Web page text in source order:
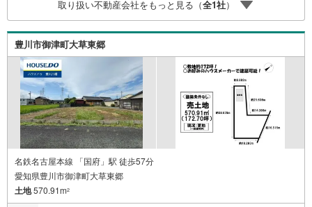
取り扱い不動産会社をもっと見る（全1社）
豊川市御津町大草東郷
名鉄名古屋本線 「国府」駅 徒歩57分
愛知県豊川市御津町大草東郷
土地570.91m2